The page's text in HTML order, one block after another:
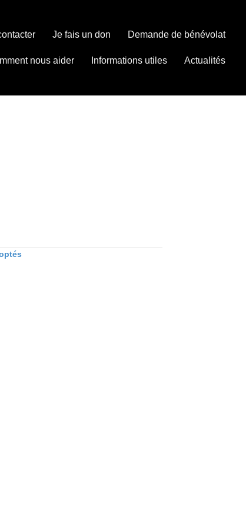
Je fais un don Demande de bénévolat
nous aider Informations utiles Actualités